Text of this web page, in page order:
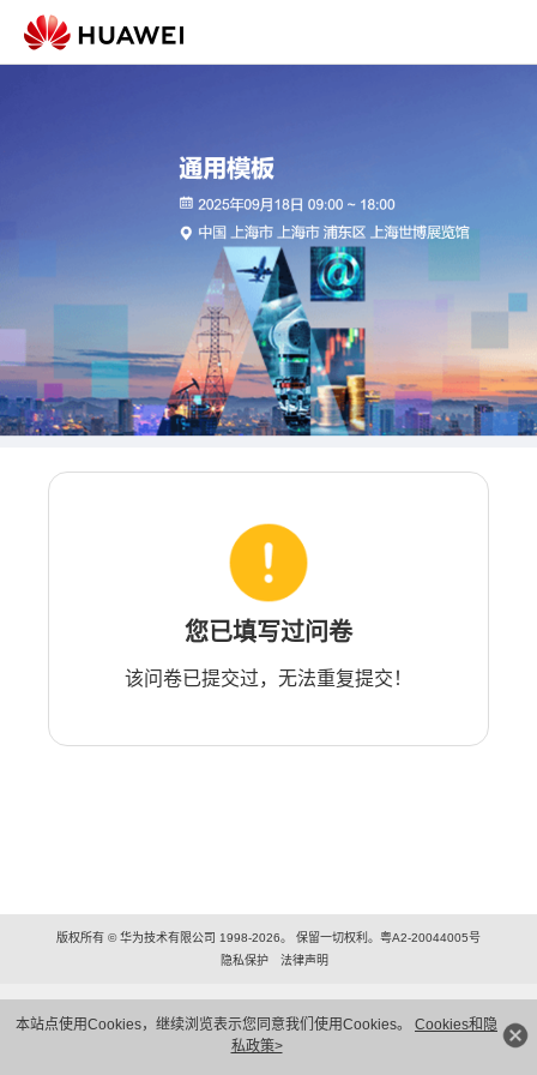
本站点使用Cookies，继续浏览表示您同意我们使用Cookies。 Cookies和隐
私政策>
您已填写过问卷
该问卷已提交过，无法重复提交！
版权所有 © 华为技术有限公司 1998-2026。 保留一切权利。粤A2-20044005号
隐私保护
法律声明